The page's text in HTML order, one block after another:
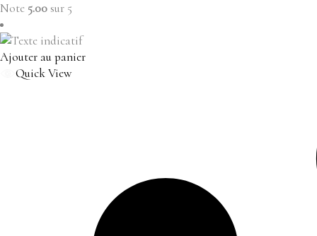
Note 5.00 sur 5
Ajouter au panier
Quick View